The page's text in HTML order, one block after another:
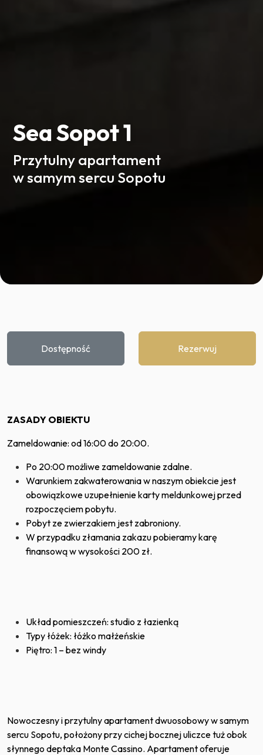
Sea Sopot 1
Przytulny apartament
w samym sercu Sopotu
Dostępność Rezerwuj
ZASADY OBIEKTU
Zameldowanie: od 16:00 do 20:00.
Po 20:00 możliwe zameldowanie zdalne.
Warunkiem zakwaterowania w naszym obiekcie jest
obowiązkowe uzupełnienie karty meldunkowej przed
rozpoczęciem pobytu.
Pobyt ze zwierzakiem jest zabroniony.
W przypadku złamania zakazu pobieramy karę
finansową w wysokości 200 zł.
Układ pomieszczeń: studio z łazienką
Typy łóżek: łóżko małżeńskie
Piętro: 1 – bez windy
Nowoczesny i przytulny apartament dwuosobowy w samym
sercu Sopotu, położony przy cichej bocznej uliczce tuż obok
słynnego deptaka Monte Cassino. Apartament oferuje